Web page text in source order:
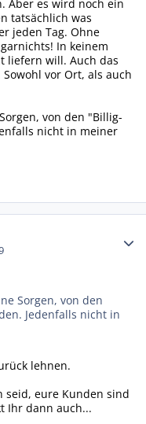
Aber es wird noch ein
tatsächlich was
jeden Tag. Ohne
In keinem
liefern will. Auch das
vor Ort, als auch
von den "Billig-
nicht in meiner
Sorgen, von den
Jedenfalls nicht in
lehnen.
eure Kunden sind
Ihr dann auch...